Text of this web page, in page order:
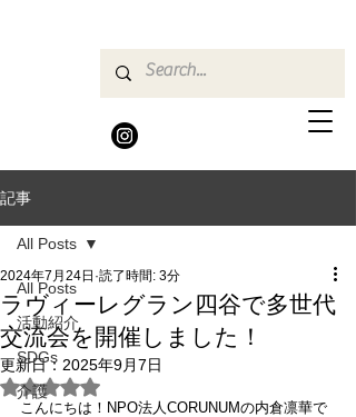
記事
All Posts
活動紹介
SDGs
介護
All Posts
ラヴィーレグラン四谷で多世代
交流会を開催しました！
2024年7月24日 読了時間: 3分
更新日： 2025年9月7日
5つ星のうちNaNと評価されています。
こんにちは！NPO法人CORUNUMの内倉凛華で